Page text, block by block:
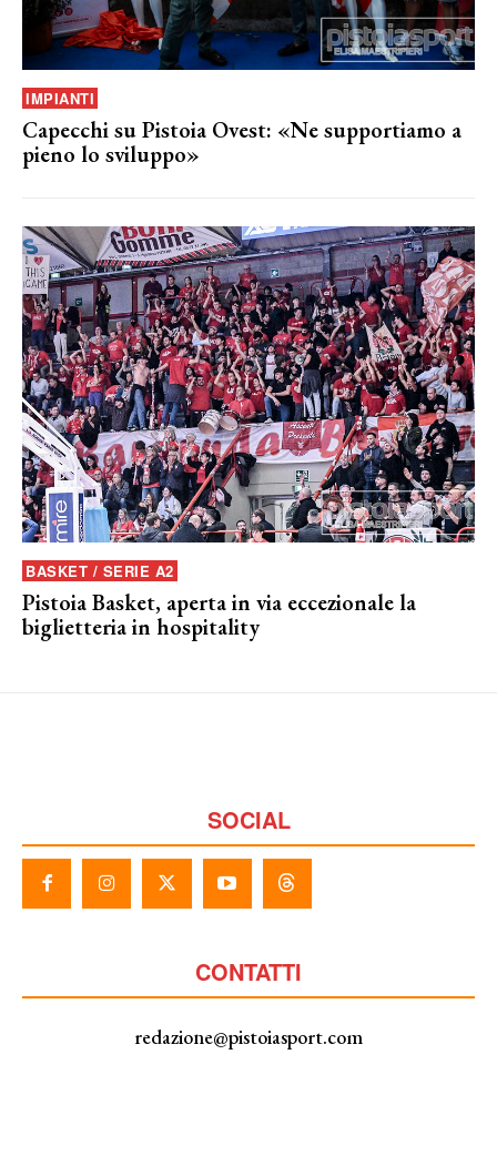
IMPIANTI
Capecchi su Pistoia Ovest: «Ne supportiamo a
pieno lo sviluppo»
BASKET / SERIE A2
Pistoia Basket, aperta in via eccezionale la
biglietteria in hospitality
SOCIAL
CONTATTI
redazione@pistoiasport.com